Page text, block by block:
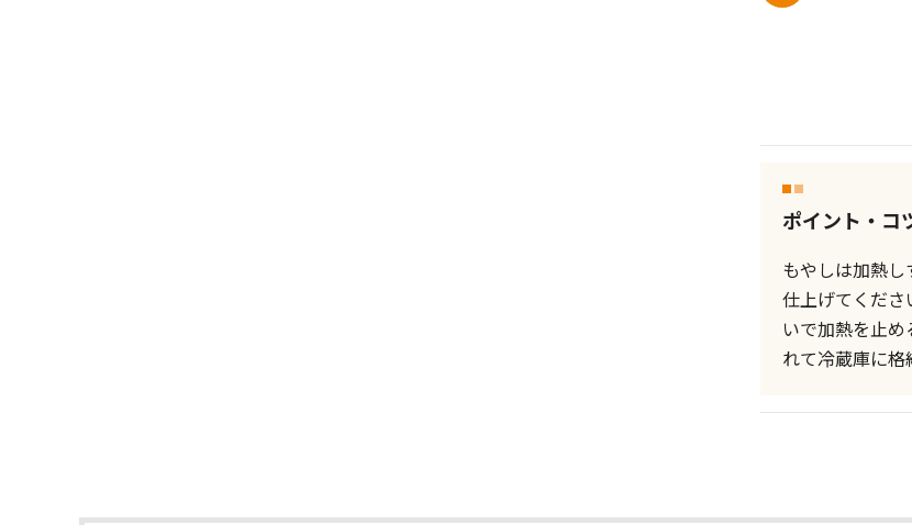
ポイント・コ
もやしは加熱
仕上げてくだ
いで加熱を止
れて冷蔵庫に格